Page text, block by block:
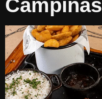
Campinas